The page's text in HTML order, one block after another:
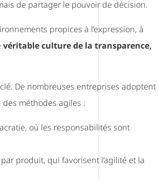
de partager le pouvoir de décision.
propices à l’expression, à
véritable culture de la transparence,
De nombreuses entreprises adoptent
méthodes agiles :
où les responsabilités sont
produit, qui favorisent l’agilité et la